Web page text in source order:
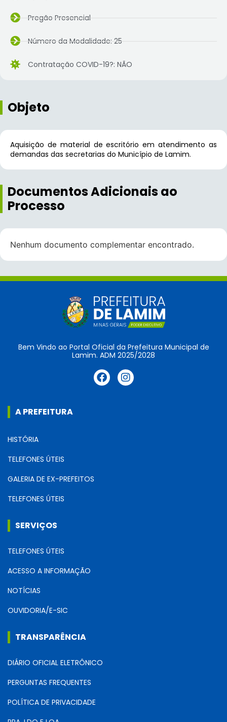
Pregão Presencial
Número da Modalidade: 25
Contratação COVID-19?: NÃO
Objeto
Aquisição de material de escritório em atendimento as
demandas das secretarias do Município de Lamim.
Documentos Adicionais ao
Processo
Nenhum documento complementar encontrado.
Bem Vindo ao Portal Oficial da Prefeitura Municipal de
Lamim. ADM 2025/2028
A PREFEITURA
HISTÓRIA
TELEFONES ÚTEIS
GALERIA DE EX-PREFEITOS
TELEFONES ÚTEIS
SERVIÇOS
TELEFONES ÚTEIS
ACESSO A INFORMAÇÃO
NOTÍCIAS
OUVIDORIA/E-SIC
TRANSPARÊNCIA
DIÁRIO OFICIAL ELETRÔNICO
PERGUNTAS FREQUENTES
POLÍTICA DE PRIVACIDADE